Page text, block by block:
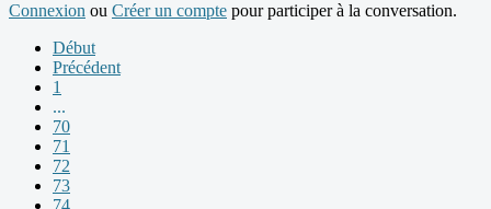
Connexion ou Créer un compte pour participer à la conversation.
Début
Précédent
1
...
70
71
72
73